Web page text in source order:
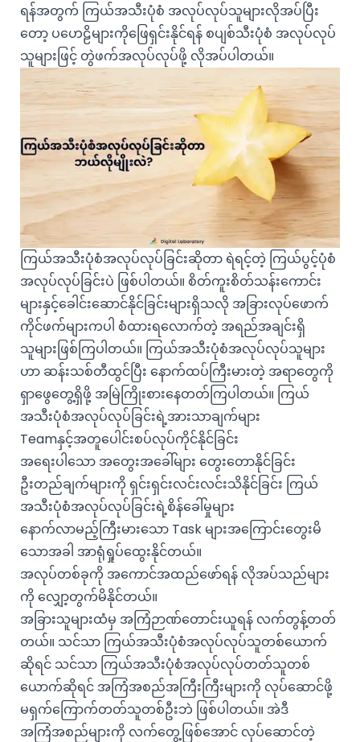
ရန်အတွက် ကြယ်အသီးပုံစံ အလုပ်လုပ်သူများလိုအပ်ပြီး
တော့ ပဟေဠိများကိုဖြေရှင်းနိုင်ရန် စပျစ်သီးပုံစံ အလုပ်လုပ်
သူများဖြင့် တွဲဖက်အလုပ်လုပ်ဖို့ လိုအပ်ပါတယ်။
ကြယ်အသီးပုံစံအလုပ်လုပ်ခြင်းဆိုတာ ရဲရင့်တဲ့ ကြယ်ပွင့်ပုံစံ
အလုပ်လုပ်ခြင်းပဲ ဖြစ်ပါတယ်။ စိတ်ကူးစိတ်သန်းကောင်း
များနှင့်ခေါင်းဆောင်နိုင်ခြင်းများရှိသလို အခြားလုပ်ဖောက်
ကိုင်ဖက်များကပါ စံထားရလောက်တဲ့ အရည်အချင်းရှိ
သူများဖြစ်ကြပါတယ်။ ကြယ်အသီးပုံစံအလုပ်လုပ်သူများ
ဟာ ဆန်းသစ်တီထွင်ပြီး နောက်ထပ်ကြီးမားတဲ့ အရာတွေကို
ရှာဖွေတွေ့ရှိဖို့ အမြဲကြိုးစားနေတတ်ကြပါတယ်။ ကြယ်
အသီးပုံစံအလုပ်လုပ်ခြင်းရဲ့အားသာချက်များ
Teamနှင့်အတူပေါင်းစပ်လုပ်ကိုင်နိုင်ခြင်း
အရေးပါသော အတွေးအခေါ်များ တွေးတောနိုင်ခြင်း
ဦးတည်ချက်များကို ရှင်းရှင်းလင်းလင်းသိနိုင်ခြင်း ကြယ်
အသီးပုံစံအလုပ်လုပ်ခြင်းရဲ့စိန်ခေါ်မှုများ
နောက်လာမည့်ကြီးမားသော Task များအကြောင်းတွေးမိ
သောအခါ အာရုံရှုပ်ထွေးနိုင်တယ်။
အလုပ်တစ်ခုကို အကောင်အထည်ဖော်ရန် လိုအပ်သည်များ
ကို လျှော့တွက်မိနိုင်တယ်။
အခြားသူများထံမှ အကြံဉာဏ်တောင်းယူရန် လက်တွန့်တတ်
တယ်။ သင်သာ ကြယ်အသီးပုံစံအလုပ်လုပ်သူတစ်ယောက်
ဆိုရင် သင်သာ ကြယ်အသီးပုံစံအလုပ်လုပ်တတ်သူတစ်
ယောက်ဆိုရင် အကြံအစည်အကြီးကြီးများကို လုပ်ဆောင်ဖို့
မရှက်ကြောက်တတ်သူတစ်ဦးဘဲ ဖြစ်ပါတယ်။ အဲဒီ
အကြံအစည်များကို လက်တွေ့ဖြစ်အောင် လုပ်ဆောင်တဲ့